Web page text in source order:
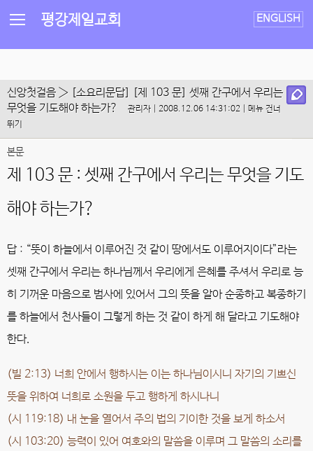
평강제일교회 ENGLISH
신앙첫걸음› [소요리문답] [제 103 문] 셋째 간구에서 우리는
무엇을 기도해야 하는가?
관리자 | 2008.12.06 14:31:02 | 메뉴 건너
뛰기
본문
제 103 문 : 셋째 간구에서 우리는 무엇을 기도
해야 하는가?
답 : “뜻이 하늘에서 이루어진 것 같이 땅에서도 이루어지이다”라는
셋째 간구에서 우리는 하나님께서 우리에게 은혜를 주셔서 우리로 능
히 기꺼운 마음으로 범사에 있어서 그의 뜻을 알아 순종하고 복종하기
를 하늘에서 천사들이 그렇게 하는 것 같이 하게 해 달라고 기도해야
한다.
(빌 2:13) 너희 안에서 행하시는 이는 하나님이시니 자기의 기쁘신
뜻을 위하여 너희로 소원을 두고 행하게 하시나니
(시 119:18) 내 눈을 열어서 주의 법의 기이한 것을 보게 하소서
(시 103:20) 능력이 있어 여호와의 말씀을 이루며 그 말씀의 소리를